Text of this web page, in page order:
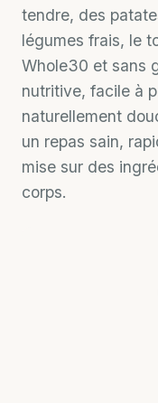
tendre, des
légumes frais, le
Whole30 et sans
nutritive, facile à
naturellement
un repas sain,
mise sur des
corps.